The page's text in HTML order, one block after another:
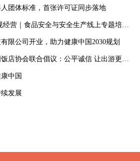
团体标准，首张许可证同步落地
｜食品安全与安全生产线上专题培训圆满落幕
限公司开业，助力健康中国2030规划
协会联合倡议：公平诚信 让出游更舒心
中国
发展